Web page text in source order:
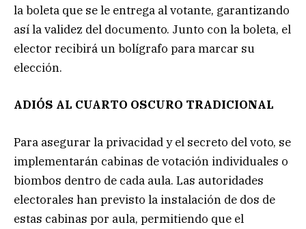
la boleta que se le entrega al votante, garantizando
así la validez del documento. Junto con la boleta, el
elector recibirá un bolígrafo para marcar su
elección.
ADIÓS AL CUARTO OSCURO TRADICIONAL
Para asegurar la privacidad y el secreto del voto, se
implementarán cabinas de votación individuales o
biombos dentro de cada aula. Las autoridades
electorales han previsto la instalación de dos de
estas cabinas por aula, permitiendo que el